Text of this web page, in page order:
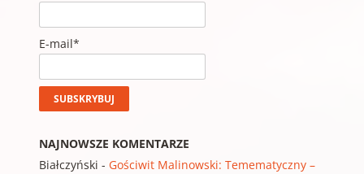
E-mail*
NAJNOWSZE KOMENTARZE
Białczyński - Gościwit Malinowski: Temematyczny –